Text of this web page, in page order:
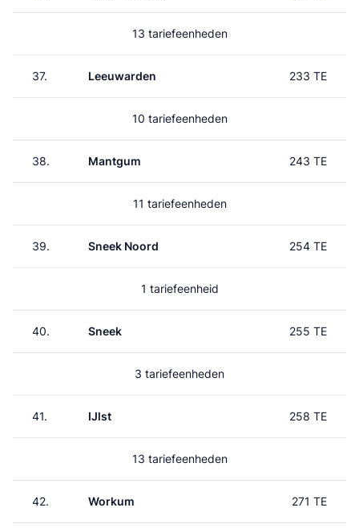
13 tariefeenheden
37. Leeuwarden 233 TE
10 tariefeenheden
38. Mantgum 243 TE
11 tariefeenheden
39. Sneek Noord 254 TE
1 tariefeenheid
40. Sneek 255 TE
3 tariefeenheden
41. IJlst 258 TE
13 tariefeenheden
42. Workum 271 TE